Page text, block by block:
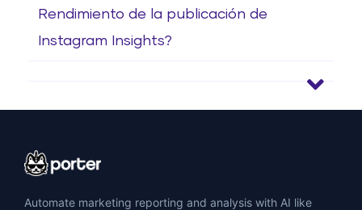
Rendimiento de la publicación de
Instagram Insights?
Automate marketing reporting and analysis with AI like